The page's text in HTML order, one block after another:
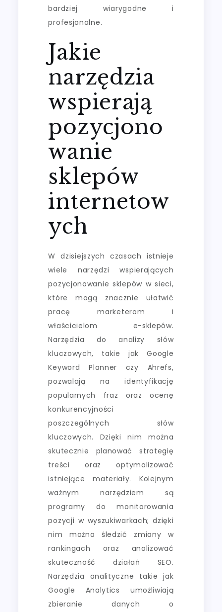
bardziej wiarygodne i
profesjonalne.
Jakie
narzędzia
wspierają
pozycjono
wanie
sklepów
internetow
ych
W dzisiejszych czasach istnieje
wiele narzędzi wspierających
pozycjonowanie sklepów w sieci,
które mogą znacznie ułatwić
pracę marketerom i
właścicielom e-sklepów.
Narzędzia do analizy słów
kluczowych, takie jak Google
Keyword Planner czy Ahrefs,
pozwalają na identyfikację
popularnych fraz oraz ocenę
konkurencyjności
poszczególnych słów
kluczowych. Dzięki nim można
skutecznie planować strategię
treści oraz optymalizować
istniejące materiały. Kolejnym
ważnym narzędziem są
programy do monitorowania
pozycji w wyszukiwarkach; dzięki
nim można śledzić zmiany w
rankingach oraz analizować
skuteczność działań SEO.
Narzędzia analityczne takie jak
Google Analytics umożliwiają
zbieranie danych o